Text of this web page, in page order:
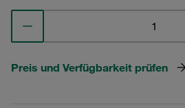
Preis und Verfügbarkeit prüfen